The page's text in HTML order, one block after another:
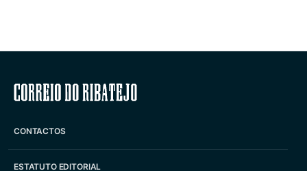
Correio do Ribatejo
CONTACTOS
ESTATUTO EDITORIAL